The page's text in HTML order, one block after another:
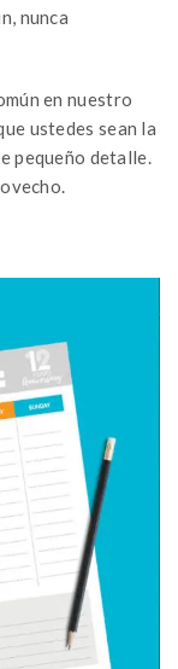
nunca
en nuestro
ustedes sean la
pequeño detalle.